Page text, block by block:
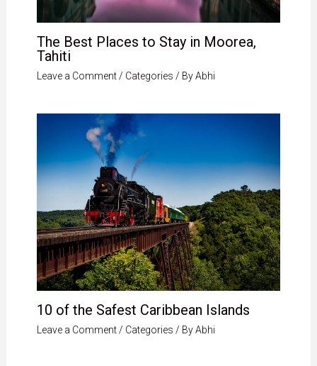
The Best Places to Stay in Moorea,
Tahiti
Leave a Comment / Categories / ByAbhi
10 of the Safest Caribbean Islands
Leave a Comment / Categories / ByAbhi